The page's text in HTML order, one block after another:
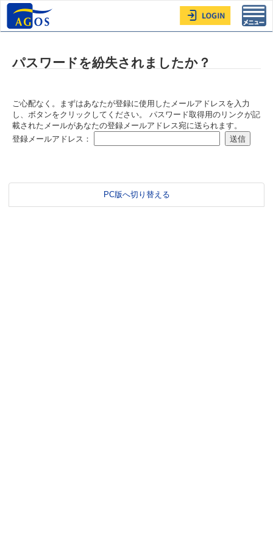
パスワードを紛失されましたか？
ご心配なく。まずはあなたが登録に使用したメールアドレスを入力
し、ボタンをクリックしてください。 パスワード取得用のリンクが記
載されたメールがあなたの登録メールアドレス宛に送られます。
登録メールアドレス：
PC版へ切り替える